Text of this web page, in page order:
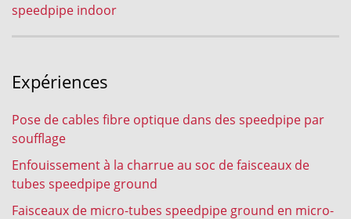
speedpipe indoor
Expériences
Pose de cables fibre optique dans des speedpipe par
soufflage
Enfouissement à la charrue au soc de faisceaux de
tubes speedpipe ground
Faisceaux de micro-tubes speedpipe ground en micro-